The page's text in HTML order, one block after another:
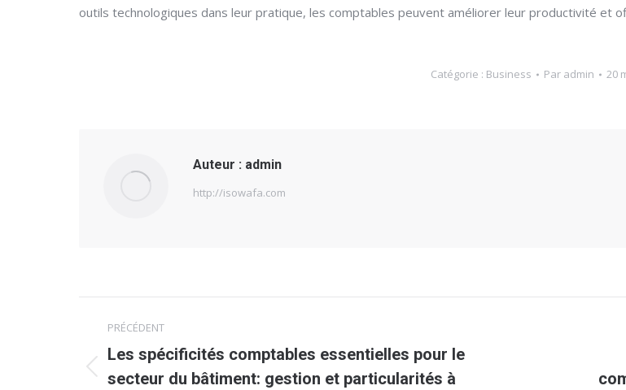
outils technologiques dans leur pratique, les comptables peuvent améliorer leur productivité et
Catégorie : Business Par admin 20
Auteur : admin
http://isowafa.com
Navigation
article
PRÉCÉDENT
Article
Les spécificités comptables essentielles pour le
secteur du bâtiment: gestion et particularités à
Article